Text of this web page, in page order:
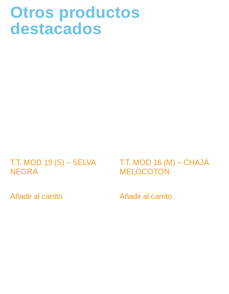
Otros productos
destacados
T.T. MOD 19 (S) – SELVA
NEGRA
Añadir al carrito
T.T. MOD 16 (M) – CHAJÁ
MELOCOTON
Añadir al carrito